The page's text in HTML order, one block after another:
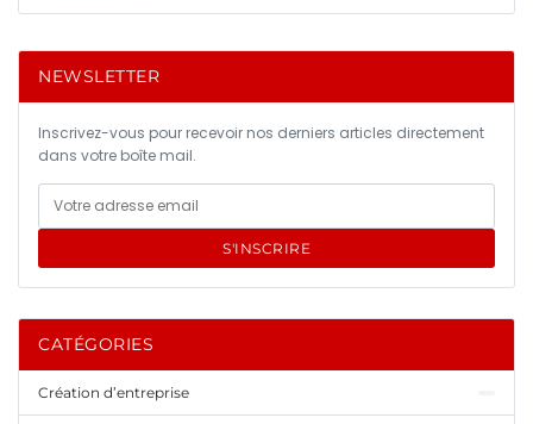
NEWSLETTER
Inscrivez-vous pour recevoir nos derniers articles directement
dans votre boîte mail.
S'INSCRIRE
CATÉGORIES
Création d’entreprise